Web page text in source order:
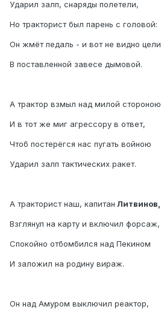
Ударил залп, снаряды полетели,
Но тракторист был парень с головой:
Он жмёт педаль - и вот не видно цели
В поставленной завесе дымовой.
А трактор взмыл над милой стороною
И в тот же миг агрессору в ответ,
Чтоб постерёгся нас пугать войною
Ударил залп тактических ракет.
А тракторист наш, капитан Литвинов,
Взглянул на карту и включил форсаж,
Спокойно отбомбился над Пекином
И заложил на родину вираж.
Он над Амуром выключил реактор,